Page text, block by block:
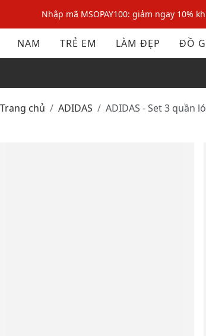
Nhập mã MSOPAY100: giảm ngay 10%
Nhập mã: MSOXINCHAO - Giảm 10%
Nhập mã MSOPAY100: giảm ngay 10%
NAM TRẺ EM LÀM ĐẸP ĐỒ
Trang chủ ADIDAS ADIDAS - Set 3 quần